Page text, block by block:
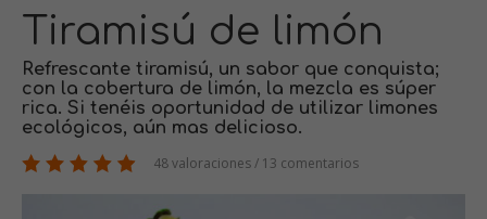
Tiramisú de limón
Refrescante tiramisú, un sabor que conquista;
con la cobertura de limón, la mezcla es súper
rica. Si tenéis oportunidad de utilizar limones
ecológicos, aún mas delicioso.
48 valoraciones / 13 comentarios